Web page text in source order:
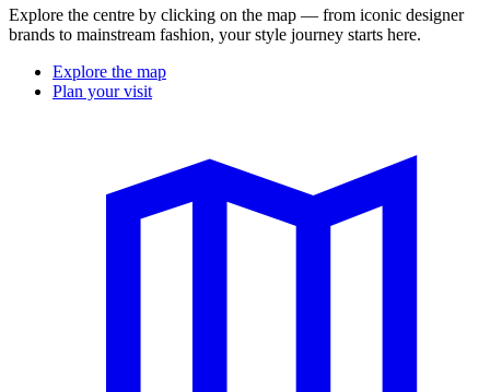
Explore the centre by clicking on the map — from iconic designer
brands to mainstream fashion, your style journey starts here.
Explore the map
Plan your visit